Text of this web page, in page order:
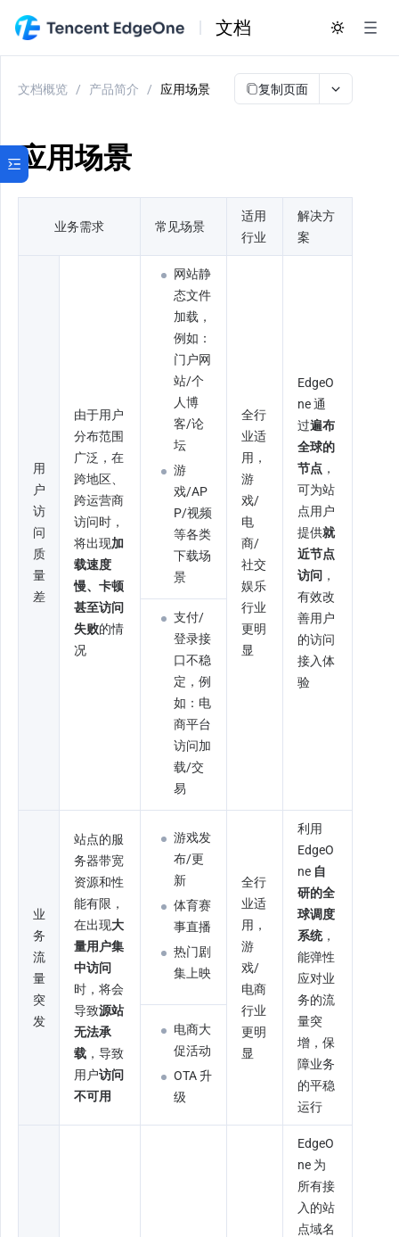
文档
文档概览 / 产品简介 / 应用场景 复制页面
应用场景
业务需求 常见场景
适用
行业
解决方
案
用
户
访
问
质
量
差
由于用户
分布范围
广泛，在
跨地区、
跨运营商
访问时，
将出现加
载速度
慢、卡顿
甚至访问
失败的情
况
网站静
态文件
加载，
例如：
门户网
站/个
人博
客/论
坛
游
戏/AP
P/视频
等各类
下载场
景
全行
业适
用，
游
戏/
电
商/
社交
娱乐
行业
更明
显
EdgeO
ne 通
过遍布
全球的
节点 ，
可为站
点用户
提供就
近节点
访问 ，
有效改
善用户
的访问
接入体
验
支付/
登录接
口不稳
定，例
如：电
商平台
访问加
载/交
易
业
务
流
量
突
发
站点的服
务器带宽
资源和性
能有限，
在出现大
量用户集
中访问
时，将会
导致源站
无法承
载 ，导致
用户访问
不可用
游戏发
布/更
新
体育赛
事直播
热门剧
集上映
全行
业适
用，
游
戏/
电商
行业
更明
显
利用
EdgeO
ne 自
研的全
球调度
系统，
能弹性
应对业
务的流
量突
增，保
障业务
的平稳
运行
电商大
促活动
OTA 升
级
EdgeO
ne 为
所有接
入的站
点域名